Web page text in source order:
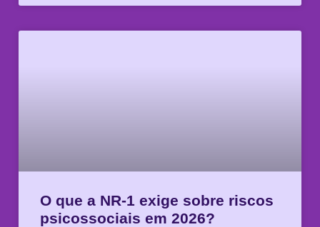
O que a NR-1 exige sobre riscos
psicossociais em 2026?